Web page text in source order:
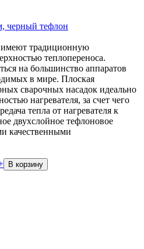
черный тефлон
традиционную
теплопереноса.
на большинство аппаратов
в мире. Плоская
сварочных насадок идеально
нагревателя, за счет чего
тепла от нагревателя к
двухслойное тефлоновое
качественными
В корзину